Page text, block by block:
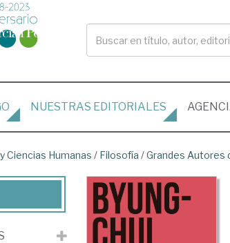
NUESTRAS EDITORIALES
Ciencias Humanas / Filosofía /Grandes Autores